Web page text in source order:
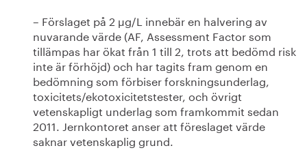
– Förslaget på 2 µg/L innebär en halvering av
nuvarande värde (AF, Assessment Factor som
tillämpas har ökat från 1 till 2, trots att bedömd risk
inte är förhöjd) och har tagits fram genom en
bedömning som förbiser forskningsunderlag,
toxicitets/ekotoxicitetstester, och övrigt
vetenskapligt underlag som framkommit sedan
2011. Jernkontoret anser att föreslaget värde
saknar vetenskaplig grund.